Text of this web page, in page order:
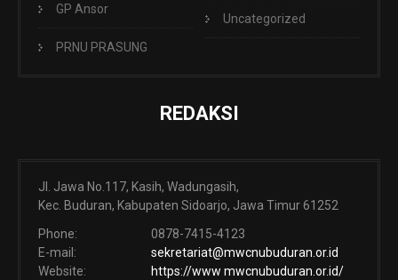
GP Ansor
PRNU PRASUNG
Uncategorized
REDAKSI
Jl. Jawa No.117, Kasih, Wadungasih,
Kec. Buduran, Kabupaten Sidoarjo, Jawa Timur 61252
Phone:
0878-7415-4123
E-mail:
sekretariat@mwcnubuduran.or.id
Website:
https://www mwcnubuduran.or.id/